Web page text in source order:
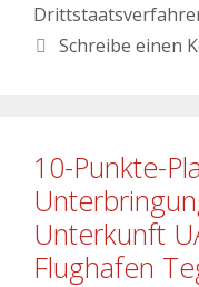
Schreibe einen
10-Punkte-
Unterkunft
Flughafen